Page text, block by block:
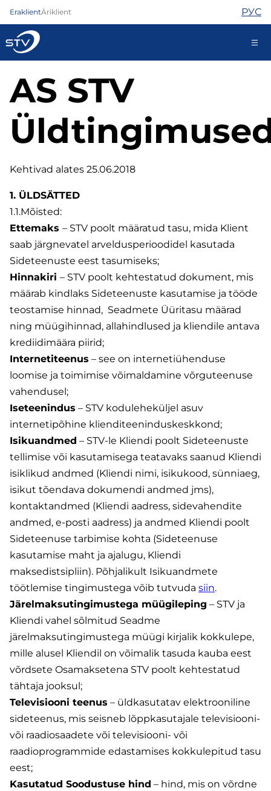
EraklientÄriklient РУС
688 0808
Internet
TV
Turvateenused
Abi
Pood
Uudised
Kontaktid
AS STV
Kehtivad alates 25.06.2018
1. ÜLDSÄTTED
1.1.Mõisted:
Ettemaks – STV poolt määratud tasu, mida Klient
saab järgnevatel arveldusperioodidel kasutada
Sideteenuste eest tasumiseks;
Hinnakiri – STV poolt kehtestatud dokument, mis
määrab kindlaks Sideteenuste kasutamise ja tööde
teostamise hinnad, Seadmete Üüritasu määrad
ning müügihinnad, allahindlused ja kliendile antava
krediidimäära piirid;
Internetiteenus – see on internetiühenduse
loomise ja toimimise võimaldamine võrguteenuse
vahendusel;
Iseteenindus – STV koduleheküljel asuv
internetipõhine klienditeeninduskeskkond;
Isikuandmed – STV-le Kliendi poolt Sideteenuste
tellimise või kasutamisega teatavaks saanud Kliendi
isiklikud andmed (Kliendi nimi, isikukood, sünniaeg,
isikut tõendava dokumendi andmed jms),
kontaktandmed (Kliendi aadress, sidevahendite
andmed, e-posti aadress) ja andmed Kliendi poolt
Sideteenuse tarbimise kohta (Sideteenuse
kasutamise maht ja ajalugu, Kliendi
maksedistsipliin). Põhjalikult Isikuandmete
töötlemise tingimustega võib tutvuda siin.
Järelmaksutingimustega müügileping – STV ja
Kliendi vahel sõlmitud Seadme
järelmaksutingimustega müügi kirjalik kokkulepe,
mille alusel Kliendil on võimalik tasuda kauba eest
võrdsete Osamaksetena STV poolt kehtestatud
tähtaja jooksul;
Televisiooni teenus – üldkasutatav elektrooniline
sideteenus, mis seisneb lõppkasutajale televisiooni-
või raadiosaadete või televisiooni- või
raadioprogrammide edastamises kokkulepitud tasu
eest;
Kasutatud Soodustuse hind – hind, mis on võrdne